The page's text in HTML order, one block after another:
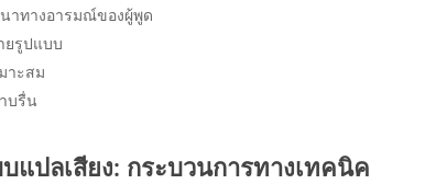
าทางอารมณ์ของผู้พูด
ยรูปแบบ
าะสม
บรื่น
แปลเสียง: กระบวนการทางเทคนิค